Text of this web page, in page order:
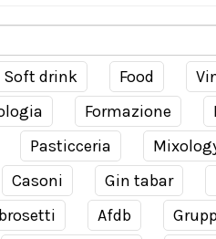
Soft drink Food
Formazione
Pasticceria
Casoni Gin tabar
Afdb